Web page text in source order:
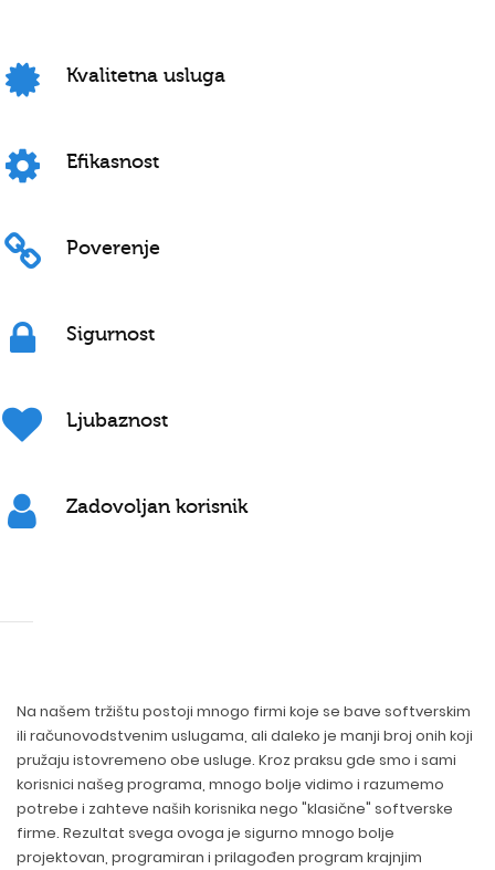
Kvalitetna usluga
Efikasnost
Poverenje
Sigurnost
Ljubaznost
Zadovoljan korisnik
Na našem tržištu postoji mnogo firmi koje se bave softverskim
ili računovodstvenim uslugama, ali daleko je manji broj onih koji
pružaju istovremeno obe usluge. Kroz praksu gde smo i sami
korisnici našeg programa, mnogo bolje vidimo i razumemo
potrebe i zahteve naših korisnika nego "klasične" softverske
firme. Rezultat svega ovoga je sigurno mnogo bolje
projektovan, programiran i prilagođen program krajnjim